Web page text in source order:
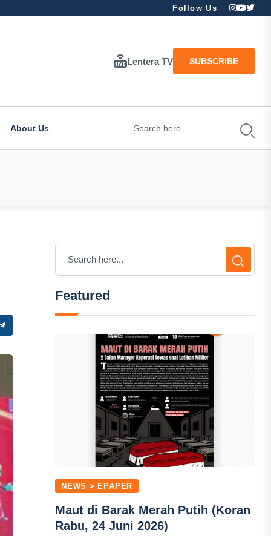
Follow Us
Lentera TV SUBSCRIBE
About Us
Featured
NEWS > EPAPER
Maut di Barak Merah Putih (Koran
Rabu, 24 Juni 2026)